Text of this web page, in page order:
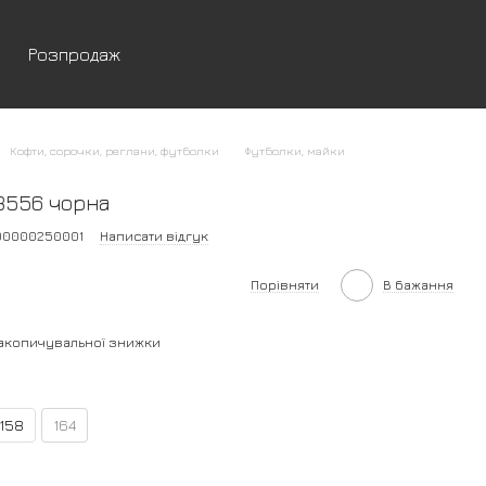
Розпродаж
Кофти, сорочки, реглани, футболки Футболки, майки
чорна
Написати відгук
Порівняти В бажання
знижки
158 164